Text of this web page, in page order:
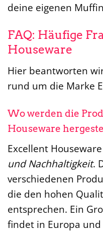
deine eigenen
FAQ: Häufige
Houseware
Hier beantworten
rund um die Marke
Wo werden die
Houseware
Excellent
und Nachhaltigkeit.
verschiedenen
die den hohen
entsprechen. Ein
findet in Europa